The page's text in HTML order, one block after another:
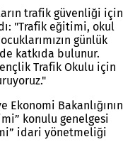
trafik güvenliği için
"Trafik eğitimi, okul
günlük
katkıda bulunur.
Trafik Okulu için
Bakanlığının
konulu genelgesi
idari yönetmeliği